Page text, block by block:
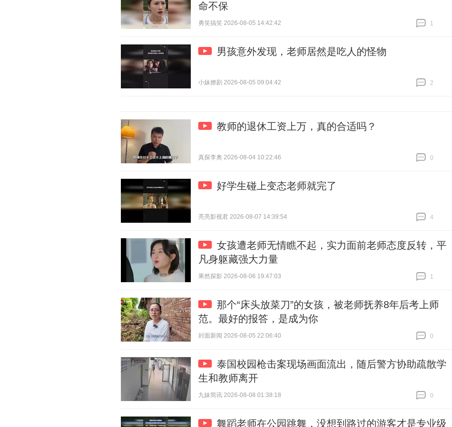
命不保
勇笑搞笑 2026-08-05 14:42:42
1
男孩意外发现，老师居然是吃人的怪物
小妹撩剧 2026-08-05 09:04:42
2
教师的退休工资上万，真的合适吗？
真探李奥 2026-08-04 10:22:46
0
好学生碰上变态老师就完了
亮亮影视君 2026-08-07 14:39:54
4
女孩遭老师无情瞧不起，实力面前老师态度反转，平
凡身躯藏强大力量
果然探影 2026-08-06 19:47:03
1
那个“床头放菜刀”的女孩，被老师抚养8年后考上师
范。最好的报答，是成为你
封面新闻 2026-08-05 22:06:40
0
泰国校园枪击案现场画面流出，随后警方协助疏散学
生和教师离开
九妹简讯 2026-08-08 01:38:18
0
舞蹈老师在公园跳舞，没想到路过的游客才是专业级